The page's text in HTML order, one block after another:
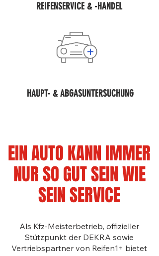
REIFENSERVICE & -HANDEL
HAUPT- & ABGASUNTERSUCHUNG
EIN AUTO KANN IMMER
NUR SO GUT SEIN WIE
SEIN SERVICE
Als Kfz-Meisterbetrieb, offizieller
Stützpunkt der DEKRA sowie
Vertriebspartner von Reifen1+ bietet